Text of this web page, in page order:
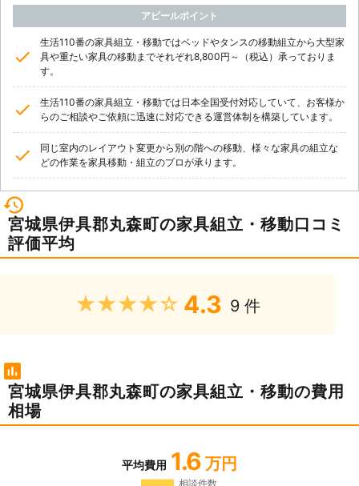
アピールポイント
生活110番の家具組立・移動ではベッドやタンスの移動組立から大型家
具や重たい家具の移動までそれぞれ8,800円～（税込）承っておりま
す。
生活110番の家具組立・移動では日本全国受付対応していて、お客様か
らのご相談やご依頼に迅速に対応できる運営体制を構築しています。
同じ室内のレイアウト変更から別の階への移動、様々な家具の組立な
どの作業を家具移動・組立のプロが承ります。
宮城県伊具郡丸森町の家具組立・移動口コミ
評価平均
★★★★★ 4.3 9 件
宮城県伊具郡丸森町の家具組立・移動の費用
相場
平均費用 1.6 万円